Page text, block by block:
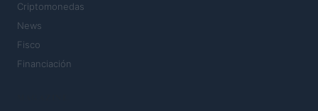
Criptomonedas
News
Fisco
Financiación